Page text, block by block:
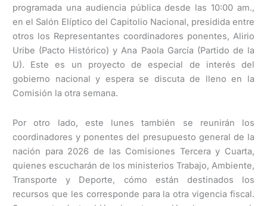
programada una audiencia pública desde las 10:00 am.,
en el Salón Elíptico del Capitolio Nacional, presidida entre
otros los Representantes coordinadores ponentes, Alirio
Uribe (Pacto Histórico) y Ana Paola García (Partido de la
U). Este es un proyecto de especial de interés del
gobierno nacional y espera se discuta de lleno en la
Comisión la otra semana.
Por otro lado, este lunes también se reunirán los
coordinadores y ponentes del presupuesto general de la
nación para 2026 de las Comisiones Tercera y Cuarta,
quienes escucharán de los ministerios Trabajo, Ambiente,
Transporte y Deporte, cómo están destinados los
recursos que les corresponde para la otra vigencia fiscal.